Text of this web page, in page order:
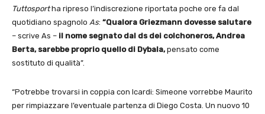
Tuttosportha ripreso l’indiscrezione riportata poche ore fa dal
quotidiano spagnolo As: “Qualora Griezmann dovesse salutare
– scrive As – il nome segnato dal ds dei colchoneros, Andrea
Berta, sarebbe proprio quello di Dybala,pensato come
sostituto di qualità”.
“Potrebbe trovarsi in coppia con Icardi: Simeone vorrebbe Maurito
per rimpiazzare l’eventuale partenza di Diego Costa. Un nuovo 10